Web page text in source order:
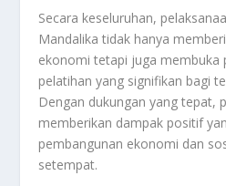
Secara keseluruhan,
Mandalika tidak hanya
ekonomi tetapi juga membuka
pelatihan yang signifikan bagi
Dengan dukungan yang tepat,
memberikan dampak positif
pembangunan ekonomi dan
setempat.